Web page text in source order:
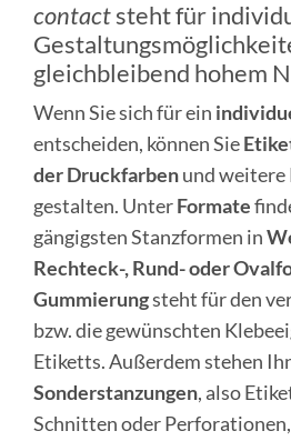
contactsteht für
gleichbleibend hohem
Wenn Sie sich für ein
entscheiden, können Sie
der Druckfarbenund weitere
gestalten. UnterFormate
gängigsten Stanzformen in
Rechteck-, Rund- oder
Gummierungsteht für den
bzw. die gewünschten
Etiketts. Außerdem stehen
Sonderstanzungen, also
Schnitten oder